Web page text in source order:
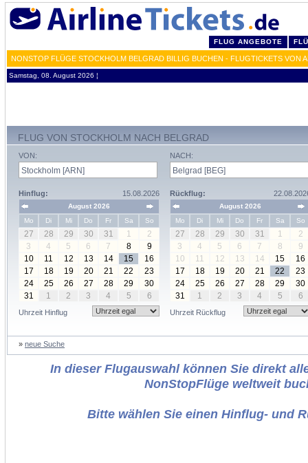
FLUG ANGEBOTE
NONSTOP FLÜGE STOCKHOLM BELGRAD BILLIG BUCHEN - FLUGTICKETS VON
Samstag, 08. August 2026 ¦
FLUG VON STOCKHOLM NACH BELGRAD
VON:
Hinflug: 15.08.2026
August 2026
Mo
Di Mi Do Fr Sa So
27 28 29 30 31 1
2
3
4 5 6 7 8
9
10
11 12 13 14 15
16
17
18 19 20 21 22
23
24
25 26 27 28 29
30
31
1 2 3 4 5 6
Uhrzeit Hinflug
NACH:
Rückflug:
August 2026
Mo
Di Mi Do Fr Sa So
27 28 29 30 31 1
2
3
4 5 6 7 8
9
10
11 12 13 14 15
16
17
18 19 20 21 22
23
24
25 26 27 28 29
30
31
1 2 3 4 5 6
Uhrzeit Rückflug
» neue Suche
In dieser Flugauswahl können Sie direkt
NonStopFlüge weltweit
Bitte wählen Sie einen Hinflug- und